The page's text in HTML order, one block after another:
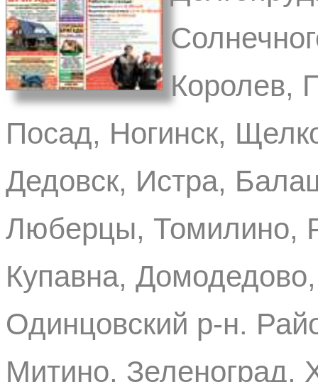
Королев,
Посад, Ногинск,
Дедовск, Истра,
Люберцы, Томилино,
Купавна,
Одинцовский р-н.
Митино, Зеленоград,